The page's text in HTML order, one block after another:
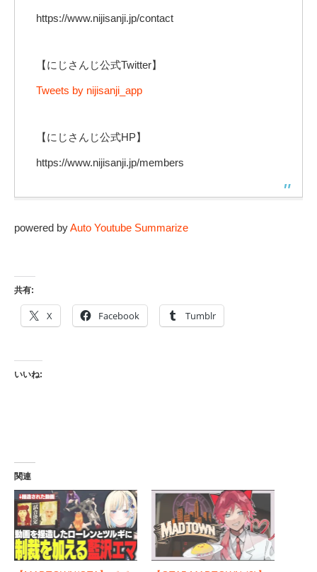
https://www.nijisanji.jp/contact
【にじさんじ公式Twitter】
Tweets by nijisanji_app
【にじさんじ公式HP】
https://www.nijisanji.jp/members
powered byAuto Youtube Summarize
共有:
X Facebook Tumblr
いいね:
関連